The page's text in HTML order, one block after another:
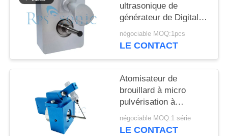
POLITIQUE
CONFIDENTIALITÉ
ultrasonique de
générateur de Digital
au loin de type
pulvérisateur pour la
négociable MOQ:1pcs
LE CONTACT
Atomisateur de
brouillard à micro
pulvérisation à
ultrasons personnalisé
à 100 kHz
négociable MOQ:1 série
LE CONTACT